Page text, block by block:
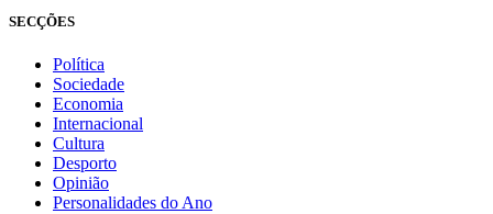
SECÇÕES
Política
Sociedade
Economia
Internacional
Cultura
Desporto
Opinião
Personalidades do Ano